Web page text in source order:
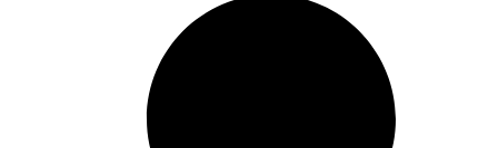
Num contexto em que temas como as alterações climáticas, as pragas e
doenças emergentes, as biosoluções ou a agricultura digital assumem uma
importância crescente, o InPP pretende contribuir para que o debate público
seja sustentado por conhecimento científico sólido e informação baseada na